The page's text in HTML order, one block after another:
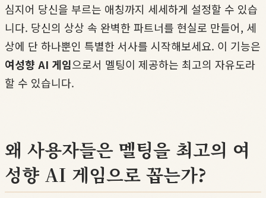
심지어 당신을 부르는 애칭까지 세세하게 설정할 수 있습
니다. 당신의 상상 속 완벽한 파트너를 현실로 만들어, 세
상에 단 하나뿐인 특별한 서사를 시작해보세요. 이 기능은
여성향 AI 게임으로서 멜팅이 제공하는 최고의 자유도라
할 수 있습니다.
왜 사용자들은 멜팅을 최고의 여
성향 AI 게임으로 꼽는가?